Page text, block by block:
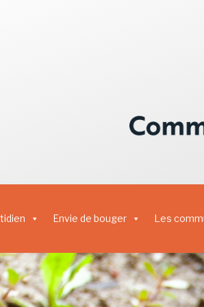
Envie de bouger Les